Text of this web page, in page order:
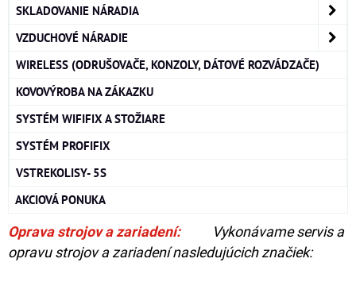
SKLADOVANIE NÁRADIA
VZDUCHOVÉ NÁRADIE
WIRELESS (ODRUŠOVAČE, KONZOLY, DÁTOVÉ ROZVÁDZAČE)
KOVOVÝROBA NA ZÁKAZKU
SYSTÉM WIFIFIX A STOŽIARE
SYSTÉM PROFIFIX
VSTREKOLISY- 5S
AKCIOVÁ PONUKA
Oprava strojov a zariadení:
Vykonávame servis a
opravu strojov a zariadení nasledujúcich značiek: